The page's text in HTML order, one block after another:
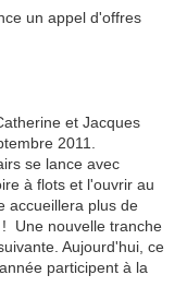
un appel d'offres
et Jacques
2011.
se lance avec
à flots et l'ouvrir au
accueillera plus de
Une nouvelle tranche
Aujourd'hui, ce
participent à la